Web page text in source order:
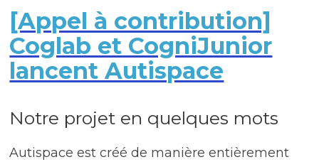
[Appel à contribution]
Coglab et CogniJunior
lancent Autispace
Notre projet en quelques mots
Autispace est créé de manière entièrement